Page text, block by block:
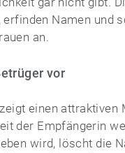
Namen und
an.
vor
einen attraktiven
der Empfängerin
wird, löscht die